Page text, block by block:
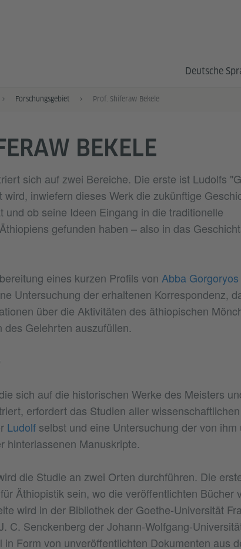
Deutsche
Forschungsgebiet Prof. Shiferaw Bekele
BEKELE
sich auf zwei Bereiche. Die erste ist Ludolfs
wird, inwiefern dieses Werk die zukünftige
und ob seine Ideen Eingang in die traditionelle
gefunden haben – also in das
eines kurzen Profils von Abba Gorgoryos
Untersuchung der erhaltenen Korrespondenz,
über die Aktivitäten des äthiopischen
des Gelehrten auszufüllen.
sich auf die historischen Werke des Meisters
erfordert das Studien aller wissenschaftlichen
Ludolfselbst und eine Untersuchung der von ihm
hinterlassenen Manuskripte.
die Studie an zwei Orten durchführen. Die
Äthiopistik sein, wo die veröffentlichten Bücher
wird in der Bibliothek der Goethe-Universität
C. Senckenberg der Johann-Wolfgang-
in Form von unveröffentlichten Dokumenten aus